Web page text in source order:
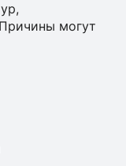
могут